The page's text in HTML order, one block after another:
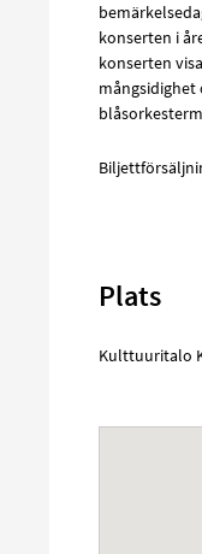
konserten i
konserten
Plats
Kulttuuritalo